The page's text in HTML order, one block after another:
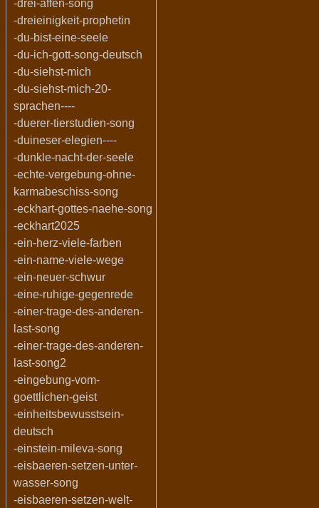
-drei-affen-song
-dreieinigkeit-prophetin
-du-bist-eine-seele
-du-ich-gott-song-deutsch
-du-siehst-mich
-du-siehst-mich-20-
sprachen----
-duerer-tierstudien-song
-duineser-elegien----
-dunkle-nacht-der-seele
-echte-vergebung-ohne-
karmabeschiss-song
-eckhart-gottes-naehe-song
-eckhart2025
-ein-herz-viele-farben
-ein-name-viele-wege
-ein-neuer-schwur
-eine-ruhige-gegenrede
-einer-trage-des-anderen-
last-song
-einer-trage-des-anderen-
last-song2
-eingebung-vom-
goettlichen-geist
-einheitsbewusstsein-
deutsch
-einstein-mileva-song
-eisbaeren-setzen-unter-
wasser-song
-eisbaeren-setzen-welt-